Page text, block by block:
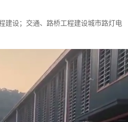
建设；交通、路桥工程建设城市路灯电